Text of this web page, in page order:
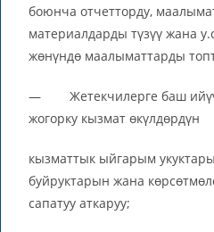
боюнча отчетторду,
материалдарды түзүү жана
жөнүндө маалыматтарды
— Жетекчилерге баш
жогорку кызмат өкүлдөрдүн
кызматтык ыйгарым
буйруктарын жана
сапатуу аткаруу;